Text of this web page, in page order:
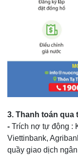
3. Thanh toán qua
- Trích nợ tự động :
Viettinbank,
quầy giao dịch